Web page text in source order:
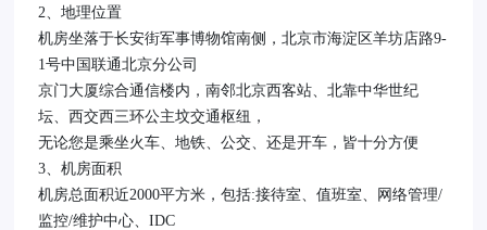
2、地理位置
机房坐落于长安街军事博物馆南侧，北京市海淀区羊坊店路9-
1号中国联通北京分公司
京门大厦综合通信楼内，南邻北京西客站、北靠中华世纪
坛、西交西三环公主坟交通枢纽，
无论您是乘坐火车、地铁、公交、还是开车，皆十分方便
3、机房面积
机房总面积近2000平方米，包括:接待室、值班室、网络管理/
监控/维护中心、IDC